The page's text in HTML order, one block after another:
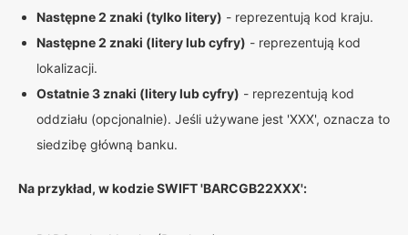
Następne 2 znaki (tylko litery) - reprezentują kod kraju.
Następne 2 znaki (litery lub cyfry) - reprezentują kod
lokalizacji.
Ostatnie 3 znaki (litery lub cyfry) - reprezentują kod
oddziału (opcjonalnie). Jeśli używane jest 'XXX', oznacza to
siedzibę główną banku.
Na przykład, w kodzie SWIFT 'BARCGB22XXX':